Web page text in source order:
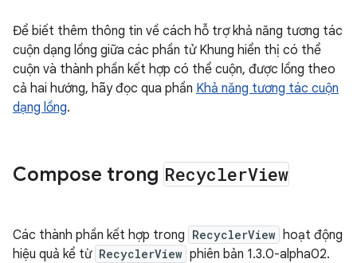
Để biết thêm thông tin về cách hỗ trợ khả năng tương tác
cuộn dạng lồng giữa các phần tử Khung hiển thị có thể
cuộn và thành phần kết hợp có thể cuộn, được lồng theo
cả hai hướng, hãy đọc qua phần Khả năng tương tác cuộn
dạng lồng.
Compose trong RecyclerView
Các thành phần kết hợp trong RecyclerView hoạt động
hiệu quả kể từ RecyclerView phiên bản 1.3.0-alpha02.